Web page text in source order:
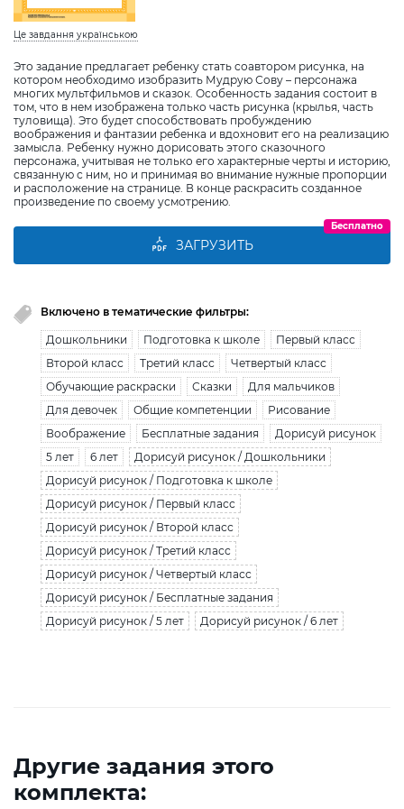
Це завдання українською
Это задание предлагает ребенку стать соавтором рисунка, на
котором необходимо изобразить Мудрую Сову – персонажа
многих мультфильмов и сказок. Особенность задания состоит в
том, что в нем изображена только часть рисунка (крылья, часть
туловища). Это будет способствовать пробуждению
воображения и фантазии ребенка и вдохновит его на реализацию
замысла. Ребенку нужно дорисовать этого сказочного
персонажа, учитывая не только его характерные черты и историю,
связанную с ним, но и принимая во внимание нужные пропорции
и расположение на странице. В конце раскрасить созданное
произведение по своему усмотрению.
ЗАГРУЗИТЬ
Бесплатно
Включено в тематические фильтры:
Дошкольники Подготовка к школе
Первый класс
Второй класс
Третий класс
Четвертый класс
Обучающие раскраски
Сказки
Для мальчиков
Для девочек
Общие компетенции
Рисование
Воображение
Бесплатные задания
Дорисуй рисунок
5 лет
6 лет
Дорисуй рисунок / Дошкольники
Дорисуй рисунок / Подготовка к школе
Дорисуй рисунок / Первый класс
Дорисуй рисунок / Второй класс
Дорисуй рисунок / Третий класс
Дорисуй рисунок / Четвертый класс
Дорисуй рисунок / Бесплатные задания
Дорисуй рисунок / 5 лет
Дорисуй рисунок / 6 лет
Другие задания этого
комплекта: